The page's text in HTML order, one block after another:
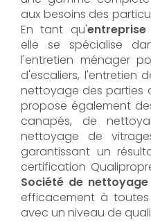
aux besoins des
En tant qu'
elle se spécialise
l'entretien ménager
d'escaliers, l'entretien
nettoyage des parties
propose également
canapés, de
nettoyage de
garantissant un
certification
Société de
efficacement à
avec un niveau de